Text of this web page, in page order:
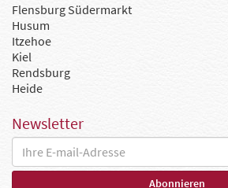
Flensburg Südermarkt
Husum
Itzehoe
Kiel
Rendsburg
Heide
Newsletter